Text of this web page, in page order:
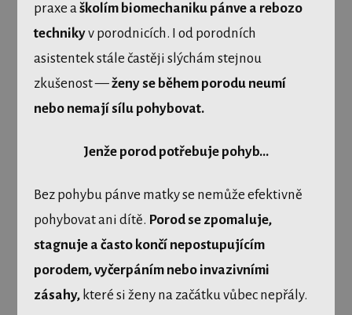
praxe aškolím biomechaniku pánve a rebozo
technikyv porodnicích. I od porodních
asistentek stále častěji slýchám stejnou
zkušenost —ženy se během porodu neumí
nebo nemají sílu pohybovat.
Jenže porod potřebuje pohyb...
Bez pohybu pánve matky se nemůže efektivně
pohybovat ani dítě. Porod se zpomaluje,
stagnuje a často končí nepostupujícím
porodem, vyčerpáním nebo invazivními
zásahy, které si ženy na začátku vůbec nepřály.